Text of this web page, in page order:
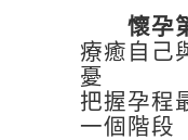
懷孕第
療癒自己
憂
把握孕程
一個階段